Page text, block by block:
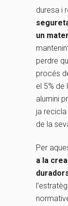
duresa i
un
perdre
procés
el 5% de
alumini
ja recicla
de la
Per
a la